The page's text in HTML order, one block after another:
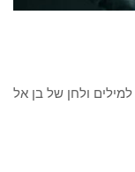
ולחן של בן אל